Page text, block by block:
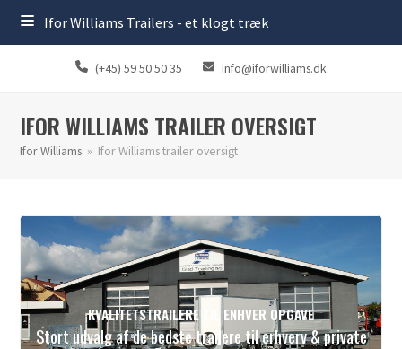
Ifor Williams Trailers - et klogt træk
(+45) 59 50 50 35 info@iforwilliams.dk
IFOR WILLIAMS TRAILER OVERSIGT
Ifor Williams » Ifor Williams trailer oversigt
KVALITETSTRAILERE TIL ENHVER OPGAVE
Stort udvalg af de bedste trailere til erhverv & private